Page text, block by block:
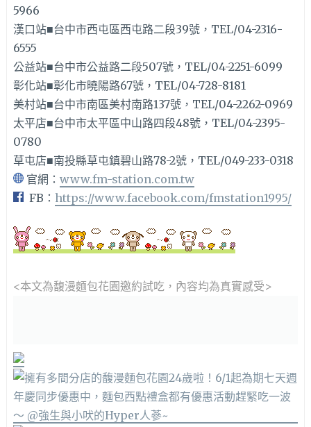
5966
漢口站■台中市西屯區西屯路二段39號，TEL/04-2316-
6555
公益站■台中市公益路二段507號，TEL/04-2251-6099
彰化站■彰化市曉陽路67號，TEL/04-728-8181
美村站■台中市南區美村南路137號，TEL/04-2262-0969
太平店■台中市太平區中山路四段48號，TEL/04-2395-
0780
草屯店■南投縣草屯鎮碧山路78-2號，TEL/049-233-0318
官網： www.fm-station.com.tw
FB： https://www.facebook.com/fmstation1995/
<本文為馥漫麵包花園邀約試吃，內容均為真實感受>